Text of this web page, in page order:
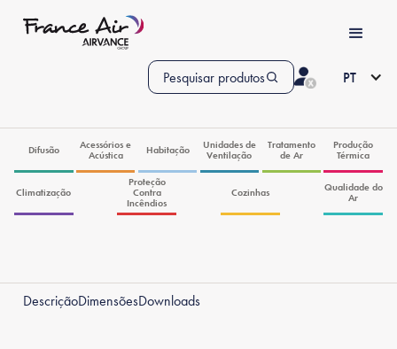
Pesquisar produtos PT
Difusão
Acessórios e
Acústica
Habitação
Unidades de
Ventilação
Tratamento
de Ar
Produção
Térmica
Climatização
Proteção
Contra
Incêndios
Cozinhas
Qualidade do
Ar
DescriçãoDimensõesDownloads